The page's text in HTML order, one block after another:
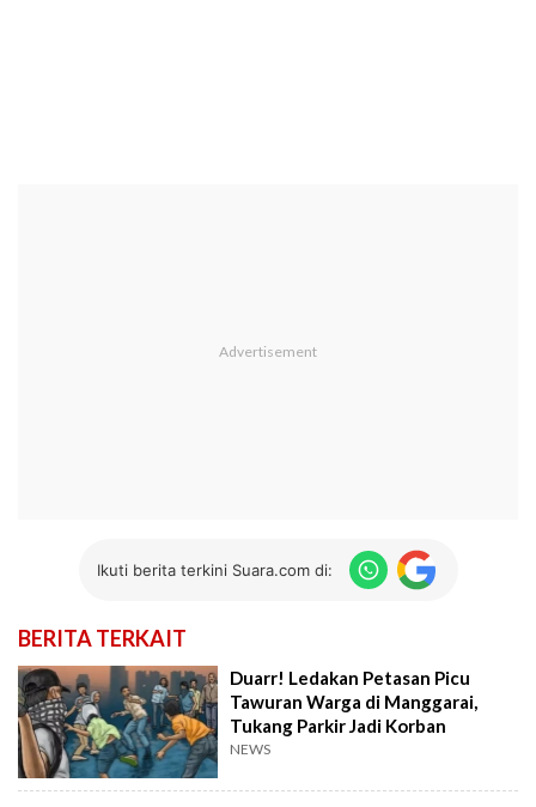
Ikuti berita terkini Suara.com di:
BERITA TERKAIT
Duarr! Ledakan Petasan Picu
Tawuran Warga di Manggarai,
Tukang Parkir Jadi Korban
NEWS